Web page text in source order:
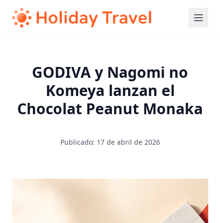
GODIVA y Nagomi no
Komeya lanzan el
Chocolat Peanut Monaka
Publicado: 17 de abril de 2026